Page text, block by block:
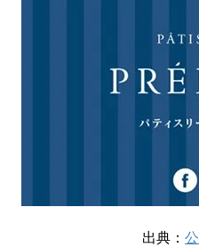
出典：